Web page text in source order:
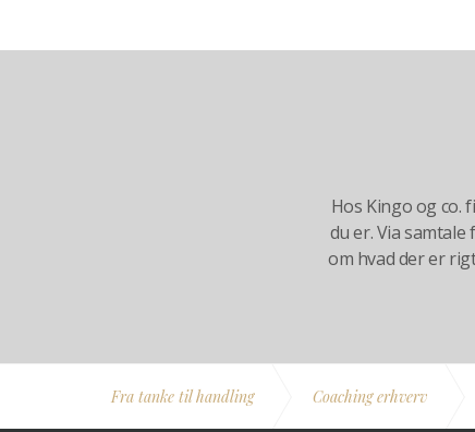
Hos Kingo og co.
du er. Via
om hvad der er
Fra tanke til handling Coaching erhverv